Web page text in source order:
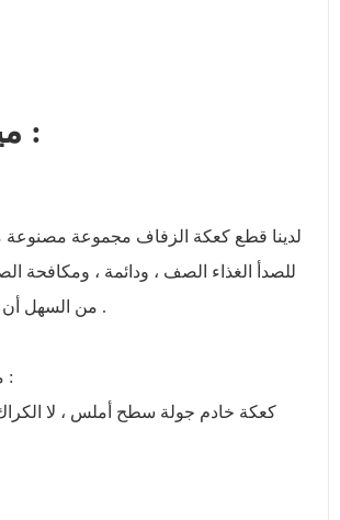
ميزة المنتج :
لدينا قطع كعكة الزفاف مجموعة مصنوعة
للصدأ الغذاء الصف ، ودائمة ، ومكافحة
من السهل أن ينحني أو فضفاضة .
مصقول بشكل جيد :
كعكة خادم جولة سطح أملس ، لا الكراك